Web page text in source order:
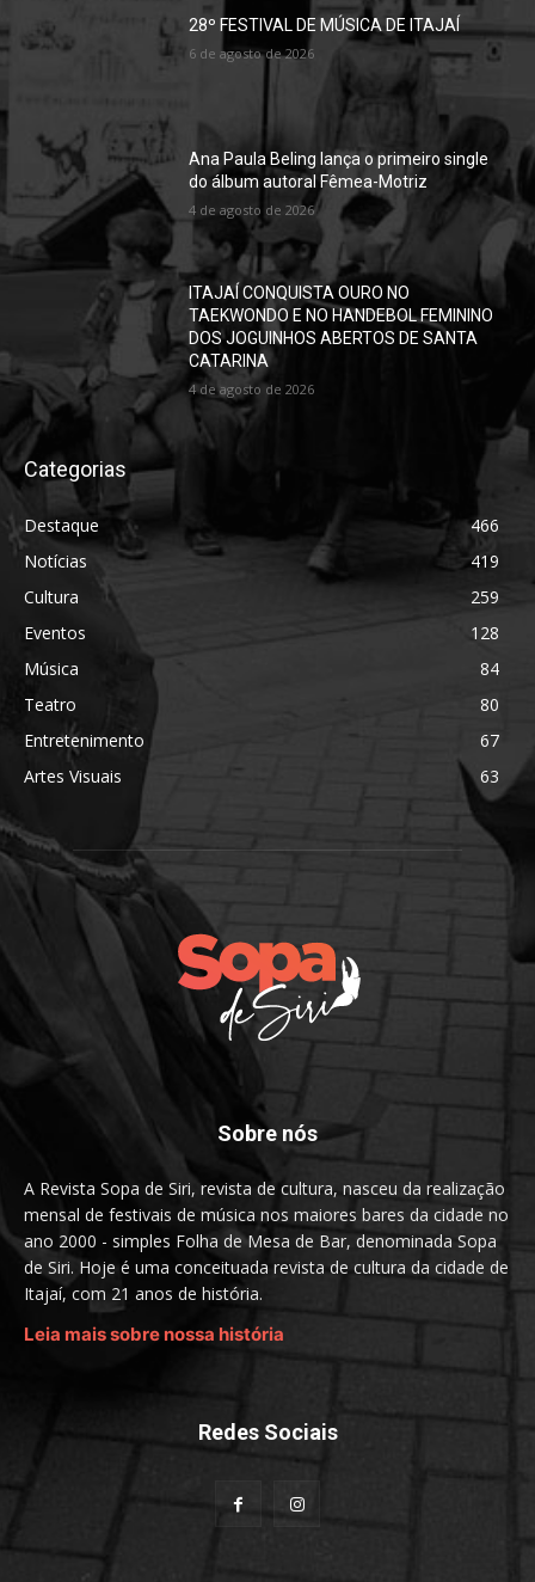
28º FESTIVAL DE MÚSICA DE ITAJAÍ
6 de agosto de 2026
Ana Paula Beling lança o primeiro single
do álbum autoral Fêmea-Motriz
4 de agosto de 2026
ITAJAÍ CONQUISTA OURO NO
TAEKWONDO E NO HANDEBOL FEMININO
DOS JOGUINHOS ABERTOS DE SANTA
CATARINA
4 de agosto de 2026
Categorias
Destaque
466
Notícias
419
Cultura
259
Eventos
128
Música
84
Teatro
80
Entretenimento
67
Artes Visuais
63
Sobre nós
A Revista Sopa de Siri, revista de cultura, nasceu da realização
mensal de festivais de música nos maiores bares da cidade no
ano 2000 - simples Folha de Mesa de Bar, denominada Sopa
de Siri. Hoje é uma conceituada revista de cultura da cidade de
Itajaí, com 21 anos de história.
Leia mais sobre nossa história
Redes Sociais